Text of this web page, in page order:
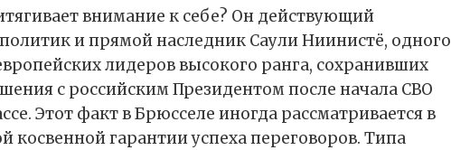
внимание к себе? Он действующий
и прямой наследник Саули Ниинистё, одного
лидеров высокого ранга, сохранивших
с российским Президентом после начала СВО
Этот факт в Брюсселе иногда рассматривается в
косвенной гарантии успеха переговоров. Типа